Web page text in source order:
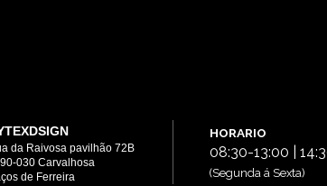
da Raivosa pavilhão 72B
030 Carvalhosa
de Ferreira
HORARIO
08:30-13:00 |
(Segunda á Sexta)